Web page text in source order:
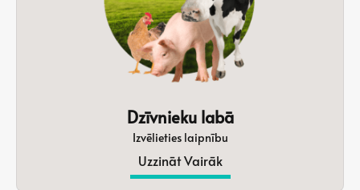
Dzīvnieku labā
Izvēlieties laipnību
Uzzināt Vairāk